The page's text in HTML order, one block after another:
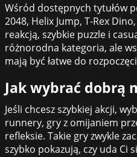
Wśród dostępnych tytułów
2048, Helix Jump, T-Rex
reakcją, szybkie puzzle i
różnorodna kategoria, ale
mają być łatwe do
Jak wybrać dobrą
Jeśli chcesz szybkiej akcji,
runnery, gry z omijaniem
refleksie. Takie gry zwykle
szybko pokazują, czy uda Ci